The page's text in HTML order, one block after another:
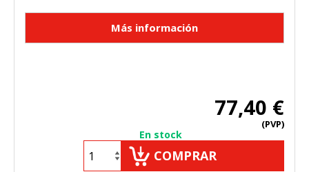
77,40 €
(PVP)
En stock
COMPRAR